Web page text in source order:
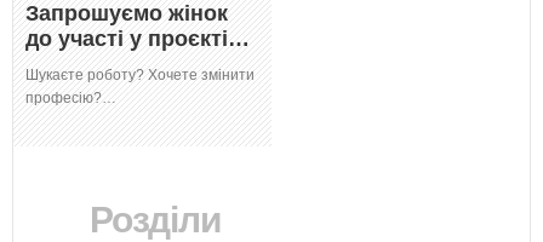
Запрошуємо жінок
до участі у проєкті…
Шукаєте роботу? Хочете змінити
професію?…
Розділи